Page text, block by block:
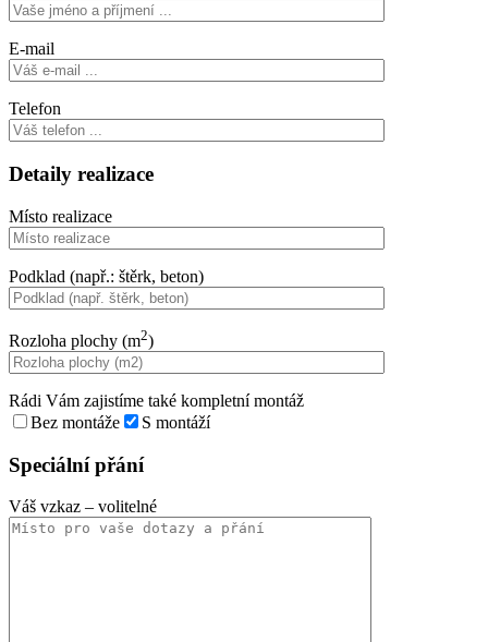
E-mail
Telefon
Detaily realizace
Místo realizace
Podklad (např.: štěrk, beton)
Rozloha plochy (m2)
Rádi Vám zajistíme také kompletní montáž
Bez montáže
S montáží
Speciální přání
Váš vzkaz – volitelné